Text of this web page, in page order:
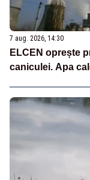
7 aug. 2026, 14:30
ELCEN oprește
caniculei. Apa